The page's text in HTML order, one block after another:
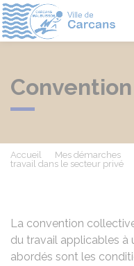
Accueil Mes démarches
travail dans le secteur privé
La convention
du travail applicables à
abordés sont les